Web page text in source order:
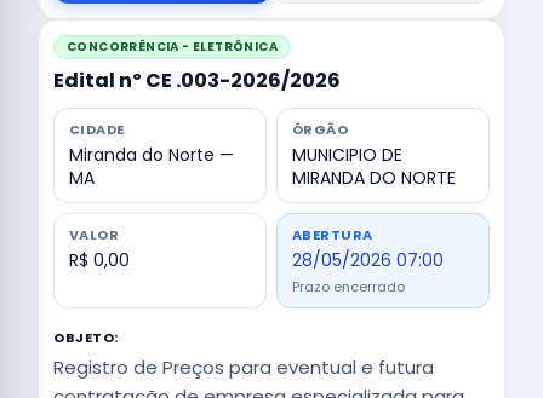
CONCORRÊNCIA - ELETRÔNICA
Edital nº CE .003-2026/2026
CIDADE
Miranda do Norte —
MA
ÓRGÃO
MUNICIPIO DE
MIRANDA DO NORTE
VALOR
R$ 0,00
ABERTURA
28/05/2026 07:00
Prazo encerrado
OBJETO:
Registro de Preços para eventual e futura